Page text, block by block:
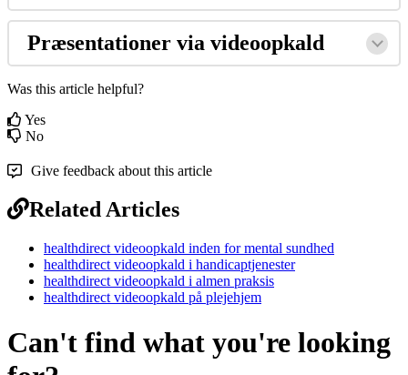
Præsentationer via videoopkald
Was this article helpful?
Yes
No
Give feedback about this article
Related Articles
healthdirect videoopkald inden for mental sundhed
healthdirect videoopkald i handicaptjenester
healthdirect videoopkald i almen praksis
healthdirect videoopkald på plejehjem
Can't find what you're looking